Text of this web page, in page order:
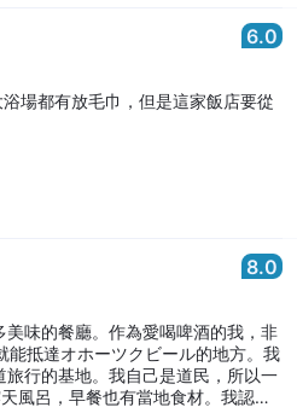
6.0
場都有放毛巾，但是這家飯店要從
8.0
味的餐廳。作為愛喝啤酒的我，非
能抵達オホーツクビール的地方。我
行的基地。我自己是道民，所以一
風呂，早餐也有當地食材。我認為